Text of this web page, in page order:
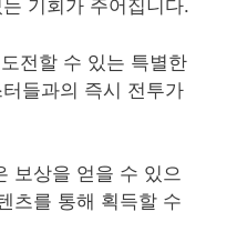
기회가 주어집니다.
전할 수 있는 특별한
들과의 즉시 전투가
보상을 얻을 수 있으
츠를 통해 획득할 수